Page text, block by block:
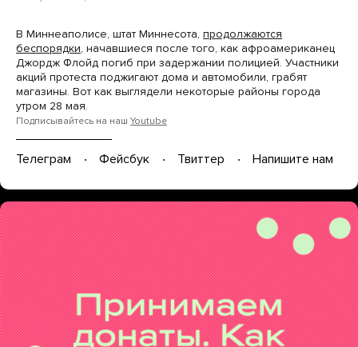
В Миннеаполисе, штат Миннесота, продолжаются
беспорядки, начавшиеся после того, как афроамериканец
Джордж Флойд погиб при задержании полицией. Участники
акций протеста поджигают дома и автомобили, грабят
магазины. Вот как выглядели некоторые районы города
утром 28 мая.
Подписывайтесь на наш Youtube
Телеграм Фейсбук Твиттер Напишите нам